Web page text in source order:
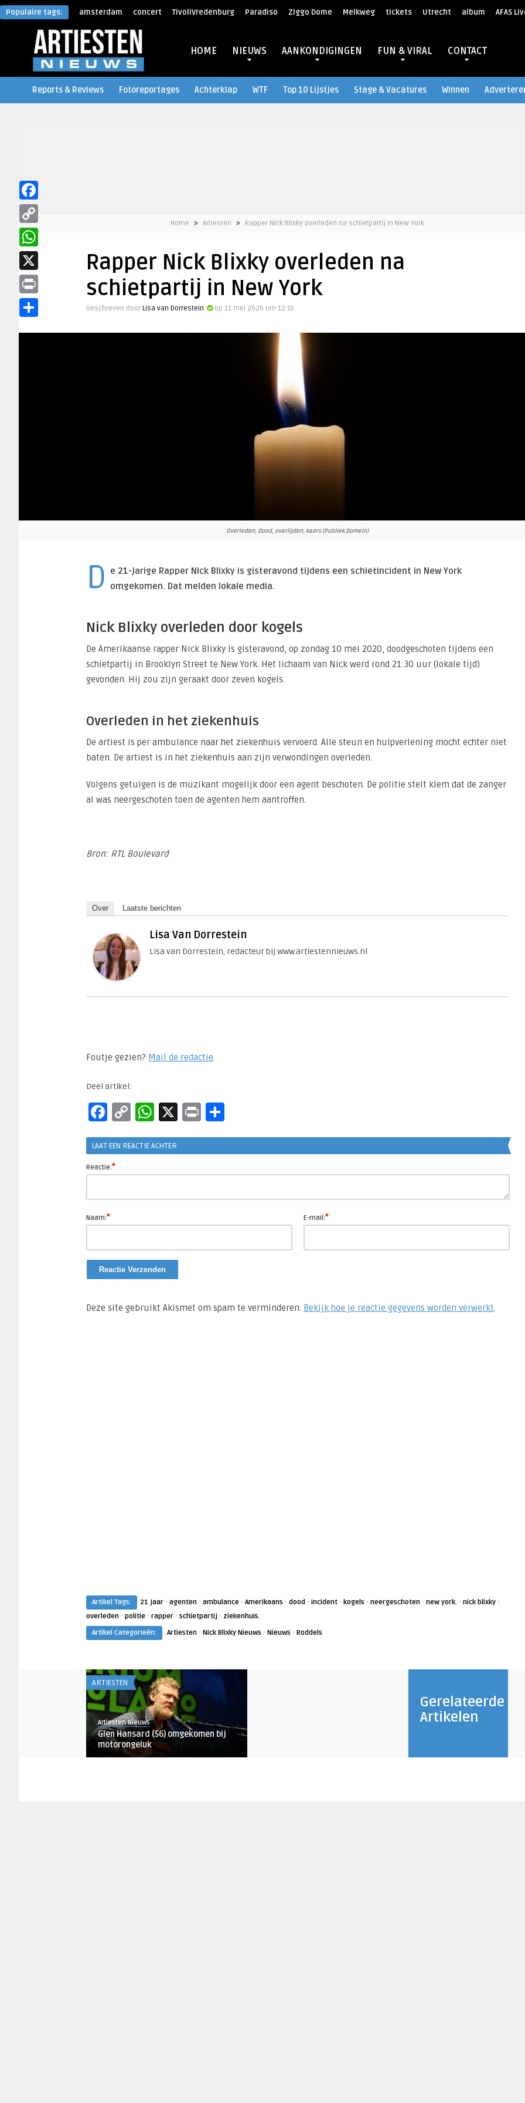
Populaire tags: amsterdam concert TivoliVredenburg Paradiso Ziggo Dome Melkweg tickets Utrecht album AFAS
HOME NIEUWS AANKONDIGINGEN FUN & VIRAL CONTACT
Reports & Reviews Fotoreportages Achterklap WTF Top 10 Lijstjes Stage & Vacatures Winnen
Home Artiesten Rapper Nick Blixky overleden na schietpartij in New York
Rapper Nick Blixky overleden na
schietpartij in New York
Geschreven door Lisa van Dorrestein op 11 mei 2020 om 12:15
Overleden, Dood, overlijden, kaars (Publiek Domein)
D
e 21-jarige Rapper Nick Blixky is gisteravond tijdens een schietincident in New York
omgekomen. Dat melden lokale media.
Nick Blixky overleden door kogels
De Amerikaanse rapper Nick Blixky is gisteravond, op zondag 10 mei 2020, doodgeschoten tijdens een
schietpartij in Brooklyn Street te New York. Het lichaam van Nick werd rond 21:30 uur (lokale tijd)
gevonden. Hij zou zijn geraakt door zeven kogels.
Overleden in het ziekenhuis
De artiest is per ambulance naar het ziekenhuis vervoerd. Alle steun en hulpverlening mocht echter niet
baten. De artiest is in het ziekenhuis aan zijn verwondingen overleden.
Volgens getuigen is de muzikant mogelijk door een agent beschoten. De politie stelt klem dat de zanger
al was neergeschoten toen de agenten hem aantroffen.
Bron: RTL Boulevard
Over Laatste berichten
Lisa Van Dorrestein
Lisa van Dorrestein, redacteur bij www.artiestennieuws.nl
Foutje gezien? Mail de redactie.​
Deel artikel:
Facebook
CopyWhatsApp
X Print
LAAT EEN REACTIE ACHTER
Reactie:*
Naam:* E-mail:*
Deze site gebruikt Akismet om spam te verminderen. Bekijk hoe je reactie gegevens worden verwerkt.
Artikel Tags: 21 jaar · agenten · ambulance · Amerikaans · dood · incident · kogels · neergeschoten · new york. · nick blixky ·
overleden · politie · rapper · schietpartij · ziekenhuis.
Artikel Categorieën:
Artiesten · Nick Blixky Nieuws · Nieuws · Roddels
Gerelateerde
Artikelen
ARTIESTEN
Artiesten Nieuws
Glen Hansard (56) omgekomen bij
motorongeluk
Facebook
Copy
Link
WhatsApp
X
Print